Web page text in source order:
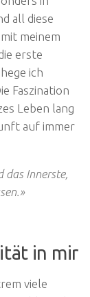
all diese
meinem
erste
ich
Faszination
Leben lang
auf immer
das Innerste,
in mir
viele